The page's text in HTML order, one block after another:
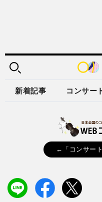
新着記事 コンサー
←「コンサー